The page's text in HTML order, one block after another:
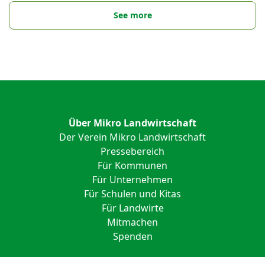
See more
Über Mikro Landwirtschaft
Der Verein Mikro Landwirtschaft
Pressebereich
Für Kommunen
Für Unternehmen
Für Schulen und Kitas
Für Landwirte
Mitmachen
Spenden